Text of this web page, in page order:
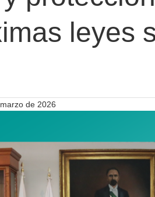
leyes
de 2026